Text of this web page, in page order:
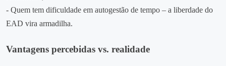
‑ Quem tem dificuldade em autogestão de tempo – a liberdade do
EAD vira armadilha.
Vantagens percebidas vs. realidade